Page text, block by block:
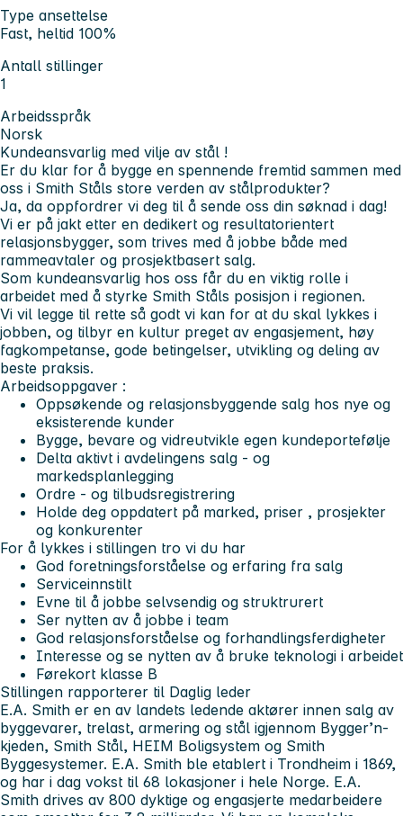
Type ansettelse
Fast, heltid 100%
Antall stillinger
1
Arbeidsspråk
Norsk
Kundeansvarlig med vilje av stål !
Er du klar for å bygge en spennende fremtid sammen med
oss i Smith Ståls store verden av stålprodukter?
Ja, da oppfordrer vi deg til å sende oss din søknad i dag!
Vi er på jakt etter en dedikert og resultatorientert
relasjonsbygger, som trives med å jobbe både med
rammeavtaler og prosjektbasert salg.
Som kundeansvarlig hos oss får du en viktig rolle i
arbeidet med å styrke Smith Ståls posisjon i regionen.
Vi vil legge til rette så godt vi kan for at du skal lykkes i
jobben, og tilbyr en kultur preget av engasjement, høy
fagkompetanse, gode betingelser, utvikling og deling av
beste praksis.
Arbeidsoppgaver :
Oppsøkende og relasjonsbyggende salg hos nye og
eksisterende kunder
Bygge, bevare og vidreutvikle egen kundeportefølje
Delta aktivt i avdelingens salg - og
markedsplanlegging
Ordre - og tilbudsregistrering
Holde deg oppdatert på marked, priser , prosjekter
og konkurenter
For å lykkes i stillingen tro vi du har
God foretningsforståelse og erfaring fra salg
Serviceinnstilt
Evne til å jobbe selvsendig og struktrurert
Ser nytten av å jobbe i team
God relasjonsforståelse og forhandlingsferdigheter
Interesse og se nytten av å bruke teknologi i arbeidet
Førekort klasse B
Stillingen rapporterer til Daglig leder
E.A. Smith er en av landets ledende aktører innen salg av
byggevarer, trelast, armering og stål igjennom Bygger’n-
kjeden, Smith Stål, HEIM Boligsystem og Smith
Byggesystemer. E.A. Smith ble etablert i Trondheim i 1869,
og har i dag vokst til 68 lokasjoner i hele Norge. E.A.
Smith drives av 800 dyktige og engasjerte medarbeidere